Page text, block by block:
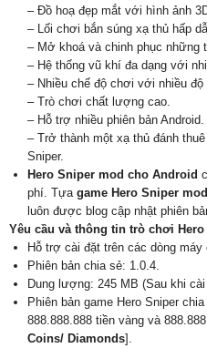
– Đồ hoạ đẹp mắt với hình ảnh
– Lối chơi bắn súng xạ thủ hấp
– Mở khoá và chinh phục những
– Hệ thống vũ khí đa dạng với
– Nhiều chế độ chơi với nhiều độ
– Trò chơi chất lượng cao.
– Hỗ trợ nhiều phiên bản Android.
– Trở thành một xạ thủ đánh
Sniper.
Hero Sniper mod cho Android
phí. Tựa game Hero Sniper
luôn được blog cập nhật phiên
Yêu cầu và thông tin trò chơi
Hỗ trợ cài đặt trên các dòng
Phiên bản chia sẻ: 1.0.4.
Dung lượng: 245 MB (Sau khi
Phiên bản game Hero Sniper
888.888.888 tiền vàng và
Coins/ Diamonds].